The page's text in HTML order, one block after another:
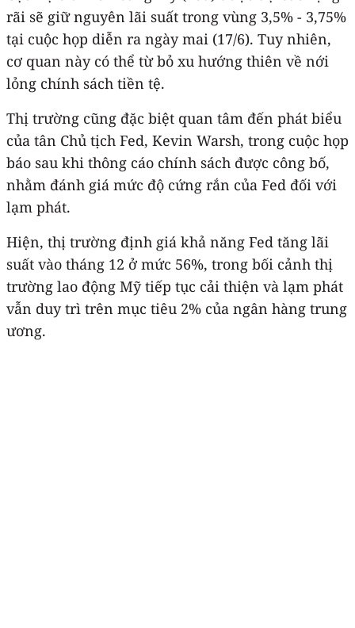
rãi sẽ giữ nguyên lãi suất trong vùng 3,5% - 3,75%
tại cuộc họp diễn ra ngày mai (17/6). Tuy nhiên,
cơ quan này có thể từ bỏ xu hướng thiên về nới
lỏng chính sách tiền tệ.
Thị trường cũng đặc biệt quan tâm đến phát biểu
của tân Chủ tịch Fed, Kevin Warsh, trong cuộc họp
báo sau khi thông cáo chính sách được công bố,
nhằm đánh giá mức độ cứng rắn của Fed đối với
lạm phát.
Hiện, thị trường định giá khả năng Fed tăng lãi
suất vào tháng 12 ở mức 56%, trong bối cảnh thị
trường lao động Mỹ tiếp tục cải thiện và lạm phát
vẫn duy trì trên mục tiêu 2% của ngân hàng trung
ương.